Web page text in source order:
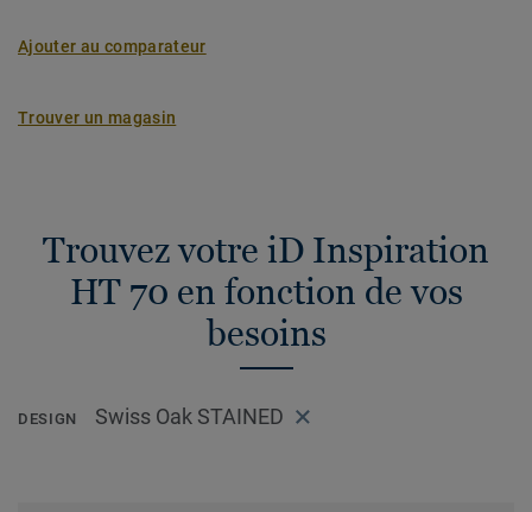
Ajouter au comparateur
Trouver un magasin
Trouvez votre iD Inspiration
HT 70 en fonction de vos
besoins
DESIGN Swiss Oak STAINED